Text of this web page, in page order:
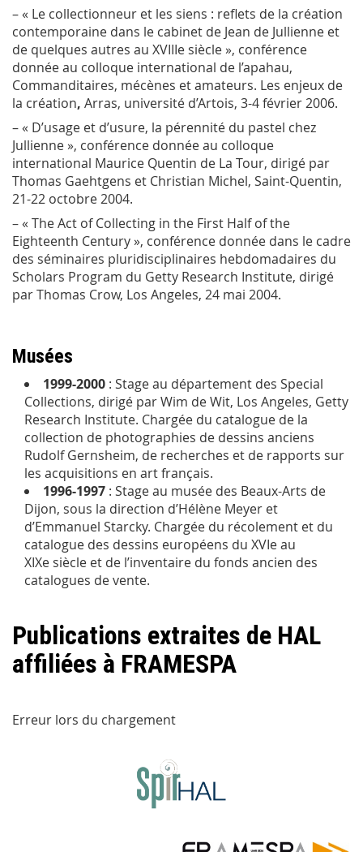
– « Le collectionneur et les siens : reflets de la création
contemporaine dans le cabinet de Jean de Jullienne et
de quelques autres au XVIIIe siècle », conférence
donnée au colloque international de l’apahau,
Commanditaires, mécènes et amateurs. Les enjeux de
la création, Arras, université d’Artois, 3-4 février 2006.
– « D’usage et d’usure, la pérennité du pastel chez
Jullienne », conférence donnée au colloque
international Maurice Quentin de La Tour, dirigé par
Thomas Gaehtgens et Christian Michel, Saint-Quentin,
21-22 octobre 2004.
– « The Act of Collecting in the First Half of the
Eighteenth Century », conférence donnée dans le cadre
des séminaires pluridisciplinaires hebdomadaires du
Scholars Program du Getty Research Institute, dirigé
par Thomas Crow, Los Angeles, 24 mai 2004.
Musées
1999-2000 : Stage au département des Special
Collections, dirigé par Wim de Wit, Los Angeles, Getty
Research Institute. Chargée du catalogue de la
collection de photographies de dessins anciens
Rudolf Gernsheim, de recherches et de rapports sur
les acquisitions en art français.
1996-1997 : Stage au musée des Beaux-Arts de
Dijon, sous la direction d’Hélène Meyer et
d’Emmanuel Starcky. Chargée du récolement et du
catalogue des dessins européens du XVIeau
XIXe siècle et de l’inventaire du fonds ancien des
catalogues de vente.
Publications extraites de HAL
affiliées à FRAMESPA
Erreur lors du chargement